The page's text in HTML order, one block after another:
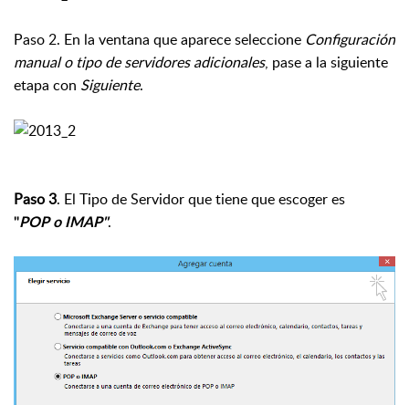
Paso 2. En la ventana que aparece seleccione Configuración
manual o tipo de servidores adicionales, pase a la siguiente
etapa con Siguiente.
Paso 3. El Tipo de Servidor que tiene que escoger es
"POPo IMAP".